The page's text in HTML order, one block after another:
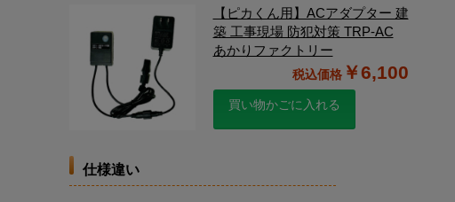
【ピカくん用】ACアダプター 建
築 工事現場 防犯対策 TRP-AC
あかりファクトリー
￥6,100
買い物かごに入れる
仕様違い